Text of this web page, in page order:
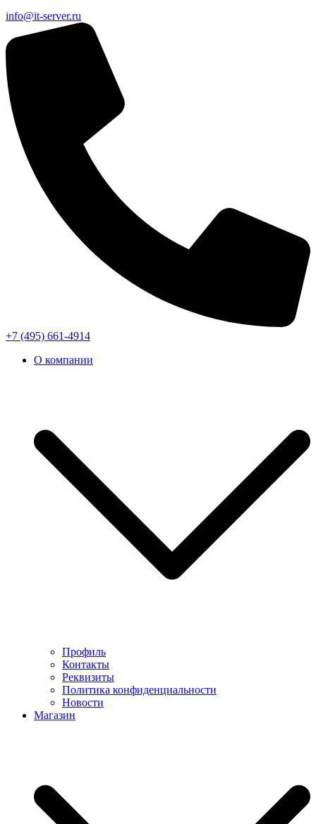
info@it-server.ru
+7 (495) 661-4914
О компании
Профиль
Контакты
Реквизиты
Политика конфиденциальности
Новости
Магазин